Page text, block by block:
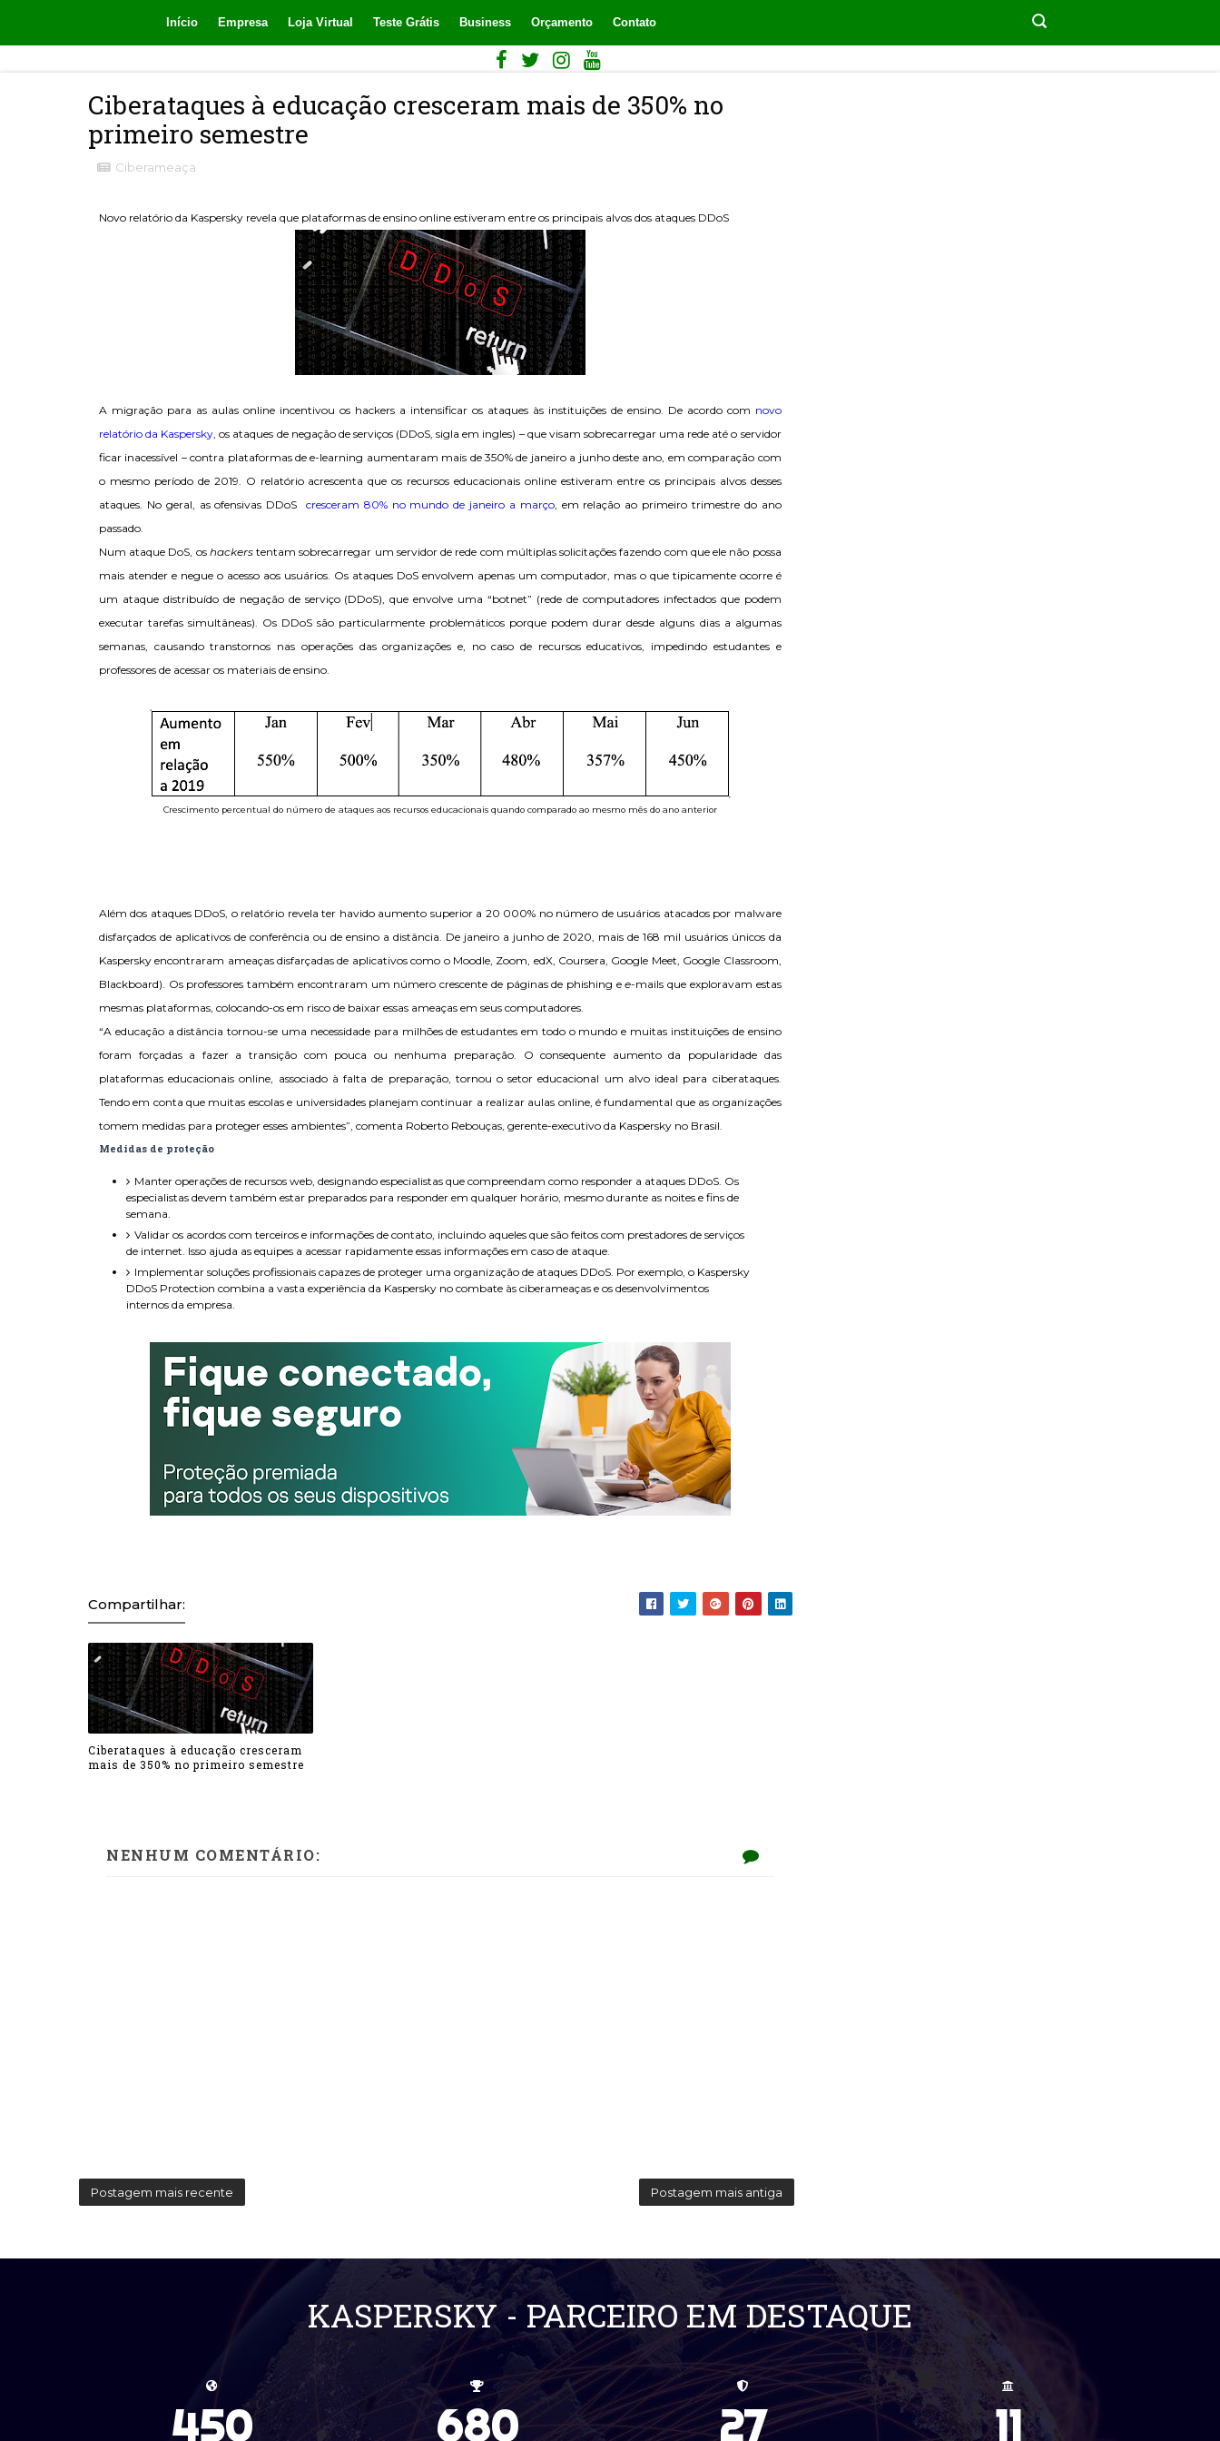
Início Empresa Loja Virtual Teste Grátis Business Orçamento Contato
Ciberataques à educação cresceram mais de 350% no
primeiro semestre
Ciberameaça
Novo relatório da Kaspersky revela que plataformas de ensino online estiveram entre os principais alvos dos ataques DDoS
A migração para as aulas online incentivou os hackers a intensificar os ataques às instituições de ensino. De acordo com novo
relatório da Kaspersky, os ataques de negação de serviços (DDoS, sigla em ingles) – que visam sobrecarregar uma rede até o servidor
ficar inacessível – contra plataformas de e-learning aumentaram mais de 350% de janeiro a junho deste ano, em comparação com
o mesmo período de 2019. O relatório acrescenta que os recursos educacionais online estiveram entre os principais alvos desses
ataques. No geral, as ofensivas DDoS cresceram 80% no mundo de janeiro a março, em relação ao primeiro trimestre do ano
passado.
Num ataque DoS, os hackerstentam sobrecarregar um servidor de rede com múltiplas solicitações fazendo com que ele não possa
mais atender e negue o acesso aos usuários. Os ataques DoS envolvem apenas um computador, mas o que tipicamente ocorre é
um ataque distribuído de negação de serviço (DDoS), que envolve uma “botnet” (rede de computadores infectados que podem
executar tarefas simultâneas). Os DDoS são particularmente problemáticos porque podem durar desde alguns dias a algumas
semanas, causando transtornos nas operações das organizações e, no caso de recursos educativos, impedindo estudantes e
professores de acessar os materiais de ensino.
Crescimento percentual do número de ataques aos recursos educacionais quando comparado ao mesmo mês do ano anterior
Além dos ataques DDoS, o relatório revela ter havido aumento superior a 20 000% no número de usuários atacados por malware
disfarçados de aplicativos de conferência ou de ensino a distância. De janeiro a junho de 2020, mais de 168 mil usuários únicos da
Kaspersky encontraram ameaças disfarçadas de aplicativos como o Moodle, Zoom, edX, Coursera, Google Meet, Google Classroom,
Blackboard). Os professores também encontraram um número crescente de páginas de phishing ee-mails que exploravam estas
mesmas plataformas, colocando-os em risco de baixar essas ameaças em seus computadores.
“A educação a distância tornou-se uma necessidade para milhões de estudantes em todo o mundo e muitas instituições de ensino
foram forçadas a fazer a transição com pouca ou nenhuma preparação. O consequente aumento da popularidade das
plataformas educacionais online, associado à falta de preparação, tornou o setor educacional um alvo ideal para ciberataques.
Tendo em conta que muitas escolas e universidades planejam continuar a realizar aulas online, é fundamental que as organizações
tomem medidas para proteger esses ambientes”, comenta Roberto Rebouças, gerente-executivo da Kaspersky no Brasil.
Medidas de proteção
Manter operações de recursos web, designando especialistas que compreendam como responder a ataques DDoS. Os
especialistas devem também estar preparados para responder em qualquer horário, mesmo durante as noites e fins de
semana.
Validar os acordos com terceiros e informações de contato, incluindo aqueles que são feitos com prestadores de serviços
de internet. Isso ajuda as equipes a acessar rapidamente essas informações em caso de ataque.
Implementar soluções profissionais capazes de proteger uma organização de ataques DDoS. Por exemplo, o Kaspersky
DDoS Protection combina a vasta experiência da Kaspersky no combate às ciberameaças e os desenvolvimentos
internos da empresa.
Compartilhar:
Ciberataques à educação cresceram
mais de 350% no primeiro semestre
NENHUM COMENTÁRIO:
Postagem mais recente Postagem mais antiga
KASPERSKY - PARCEIRO EM DESTAQUE
450 680 27 11